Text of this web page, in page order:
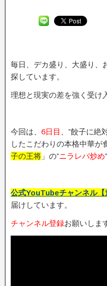
毎日、デカ盛り、大盛り、
探しています。
理想と現実の差を強く受け
今回は、 6日目
、”餃子に
したこだわりの本格中華が
子の王将 」の”ニラレバ炒め
公式YouTubeチャンネル【
届けしています。
チャンネル登録お願いしま